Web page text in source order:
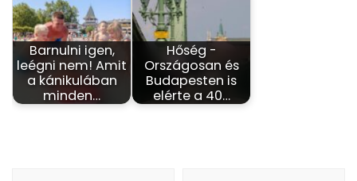
Barnulni igen,
leégni nem! Amit
a kánikulában
minden…
Hőség -
Országosan és
Budapesten is
elérte a 40…